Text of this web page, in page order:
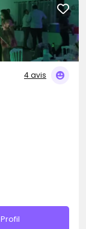
4 avis
Profil